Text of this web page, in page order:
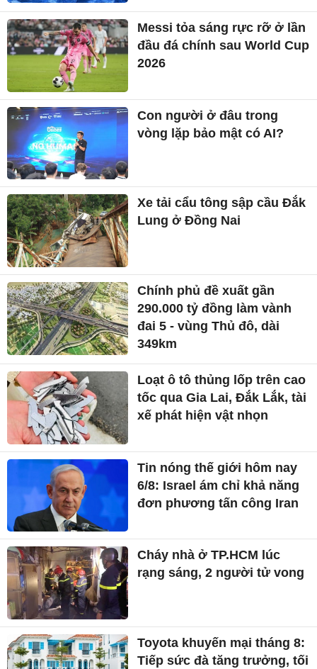
Messi tỏa sáng rực rỡ ở lần
đầu đá chính sau World Cup
2026
Con người ở đâu trong
vòng lặp bảo mật có AI?
Xe tải cẩu tông sập cầu Đắk
Lung ở Đồng Nai
Chính phủ đề xuất gần
290.000 tỷ đồng làm vành
đai 5 - vùng Thủ đô, dài
349km
Loạt ô tô thủng lốp trên cao
tốc qua Gia Lai, Đắk Lắk, tài
xế phát hiện vật nhọn
Tin nóng thế giới hôm nay
6/8: Israel ám chỉ khả năng
đơn phương tấn công Iran
Cháy nhà ở TP.HCM lúc
rạng sáng, 2 người tử vong
Toyota khuyến mại tháng 8:
Tiếp sức đà tăng trưởng, tối